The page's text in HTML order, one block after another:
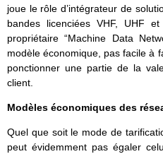
joue le rôle d’intégrateur de
bandes licenciées VHF, UHF
propriétaire “Machine Data
modèle économique, pas facile à
ponctionner une partie de la
client.
Modèles économiques des
Quel que soit le mode de
peut évidemment pas égaler